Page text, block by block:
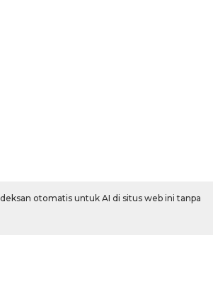
otomatis untuk AI di situs web ini tanpa